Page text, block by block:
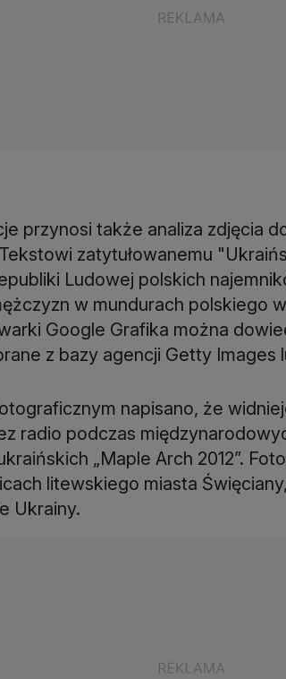
przynosi także analiza zdjęcia
zatytułowanemu
Ludowej polskich
w mundurach polskiego
Google Grafika można
z bazy agencji Getty Images
napisano, że
radio podczas
„Maple Arch 2012”.
litewskiego miasta
Ukrainy.